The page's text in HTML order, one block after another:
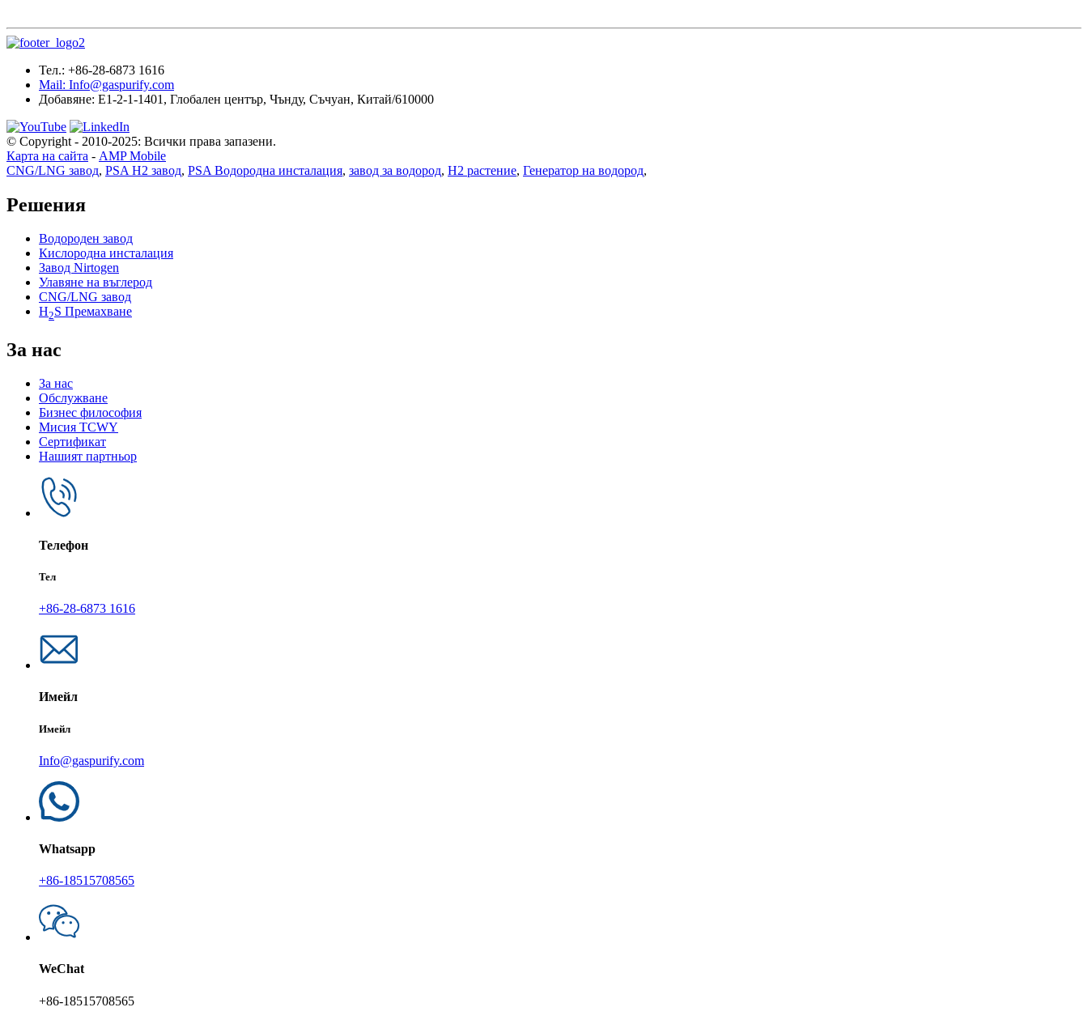
Тел.: +86-28-6873 1616
Mail: Info@gaspurify.com
Добавяне: E1-2-1-1401, Глобален център, Чънду, Съчуан, Китай/610000
© Copyright - 2010-2025: Всички права запазени.
Карта на сайта - AMP Mobile
CNG/LNG завод, PSA H2 завод, PSA Водородна инсталация, завод за водород, H2 растение, Генератор на водород,
Решения
Водороден завод
Кислородна инсталация
Завод Nirtogen
Улавяне на въглерод
CNG/LNG завод
H2S Премахване
За нас
За нас
Обслужване
Бизнес философия
Мисия TCWY
Сертификат
Нашият партньор
Телефон
Тел
+86-28-6873 1616
Имейл
Имейл
Info@gaspurify.com
Whatsapp
+86-18515708565
WeChat
+86-18515708565